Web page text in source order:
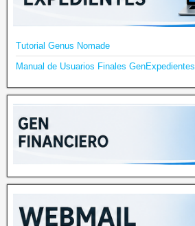
Tutorial Genus Nomade
Manual de Usuarios Finales GenExpedientes